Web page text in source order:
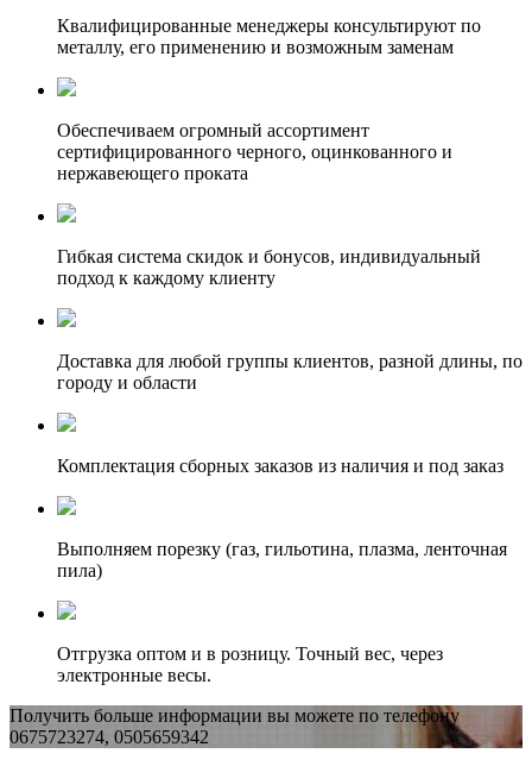
Квалифицированные менеджеры консультируют по
металлу, его применению и возможным заменам
Обеспечиваем огромный ассортимент
сертифицированного черного, оцинкованного и
нержавеющего проката
Гибкая система скидок и бонусов, индивидуальный
подход к каждому клиенту
Доставка для любой группы клиентов, разной длины, по
городу и области
Комплектация сборных заказов из наличия и под заказ
Выполняем порезку (газ, гильотина, плазма, ленточная
пила)
Отгрузка оптом и в розницу. Точный вес, через
электронные весы.
Получить больше информации вы можете по телефону
0675723274, 0505659342